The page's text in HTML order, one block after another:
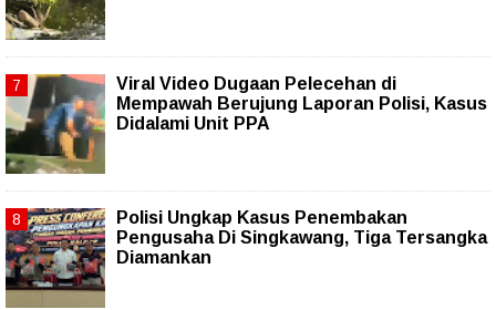
Viral Video Dugaan Pelecehan di
Mempawah Berujung Laporan Polisi, Kasus
Didalami Unit PPA
Polisi Ungkap Kasus Penembakan
Pengusaha Di Singkawang, Tiga Tersangka
Diamankan